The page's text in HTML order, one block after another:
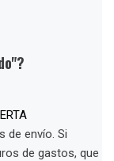
de envío. Si
de gastos, que